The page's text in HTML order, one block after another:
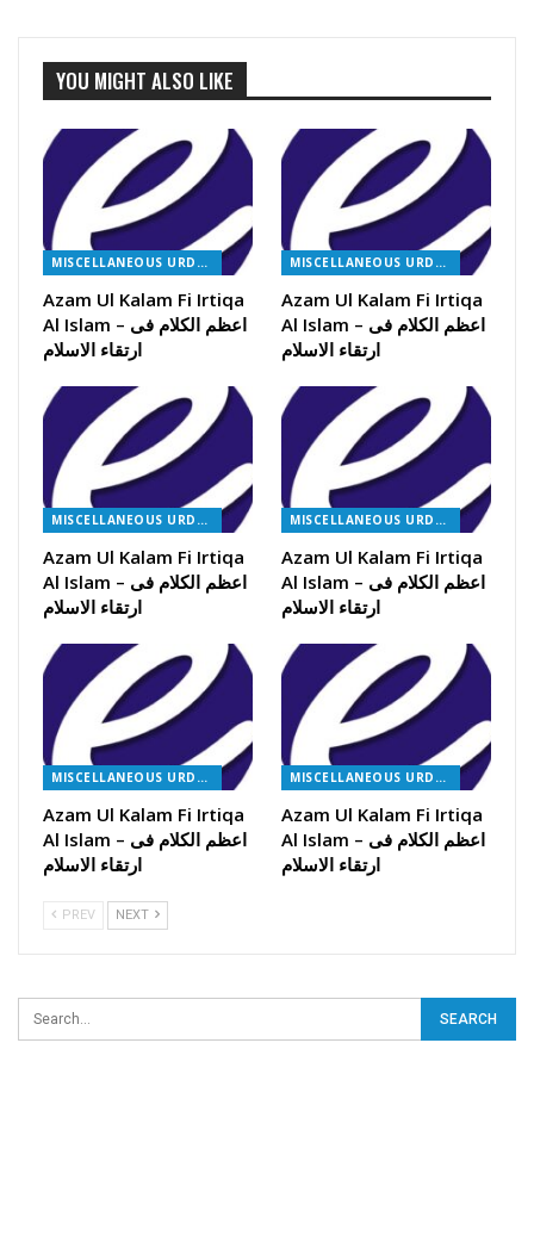
YOU MIGHT ALSO LIKE
MISCELLANEOUS URDU BOOKS
Azam Ul Kalam Fi Irtiqa
Al Islam – اعظم الکلام فی
ارتقاء الاسلام
MISCELLANEOUS URDU BOOKS
Azam Ul Kalam Fi Irtiqa
Al Islam – اعظم الکلام فی
ارتقاء الاسلام
MISCELLANEOUS URDU BOOKS
Azam Ul Kalam Fi Irtiqa
Al Islam – اعظم الکلام فی
ارتقاء الاسلام
MISCELLANEOUS URDU BOOKS
Azam Ul Kalam Fi Irtiqa
Al Islam – اعظم الکلام فی
ارتقاء الاسلام
MISCELLANEOUS URDU BOOKS
Azam Ul Kalam Fi Irtiqa
Al Islam – اعظم الکلام فی
ارتقاء الاسلام
MISCELLANEOUS URDU BOOKS
Azam Ul Kalam Fi Irtiqa
Al Islam – اعظم الکلام فی
ارتقاء الاسلام
PREV NEXT